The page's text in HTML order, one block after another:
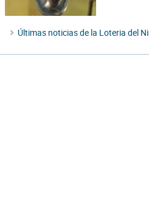
Últimas noticias de la Loteria del